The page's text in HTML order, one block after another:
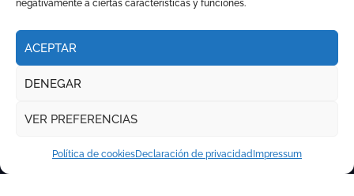
negativamente a ciertas características y funciones.
ACEPTAR
DENEGAR
VER PREFERENCIAS
Política de cookiesDeclaración de privacidad Impressum